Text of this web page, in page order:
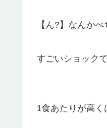
【ん?】なんか
すごいショック
1食あたりが高く